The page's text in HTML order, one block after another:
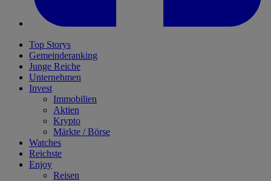
Top Storys
Gemeinderanking
Junge Reiche
Unternehmen
Invest
Immobilien
Aktien
Krypto
Märkte / Börse
Watches
Reichste
Enjoy
Reisen